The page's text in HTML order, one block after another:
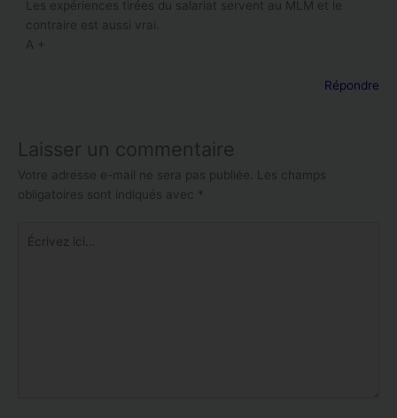
Les expériences tirées du salariat servent au MLM et le
contraire est aussi vrai.
A +
Répondre
Laisser un commentaire
Votre adresse e-mail ne sera pas publiée.
Les champs
obligatoires sont indiqués avec *
ici…